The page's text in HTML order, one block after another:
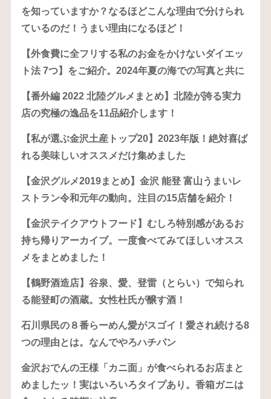
を知っていますか？なるほどこんな理由で分けられ
ているのだ！うまい理由になるほど！
【外食費に全フリする私のお金をかけないダイエッ
ト法 7つ】をご紹介。2024年夏の海での写真と共に
【番外編 2022 北陸グルメまとめ】北陸が誇る実力
店の究極の逸品を11品紹介します！
【私が選ぶ金沢土産トップ20】2023年版！絶対喜ば
れる美味しいオススメだけ集めました
【金沢グルメ2019まとめ】金沢 能登 富山うまいレ
ストラン令和元年の動向。注目の15店舗を紹介！
【金沢テイクアウトフード】むしろ特別感があるお
持ち帰りアーカイブ。一度食べてみてほしいオスス
メをまとめました！
【鶴野酒造店】谷泉、愛、登雷（とらい）で知られ
る能登町の酒蔵。女性杜氏が醸す酒！
石川県民の８番らーめん愛がスゴイ！愛され続ける8
つの理由とは。なんでやろハチバン
金沢おでんの王様「カニ面」が食べられるお店まと
めましたッ！実はいろいろタイプあり。香箱ガニは